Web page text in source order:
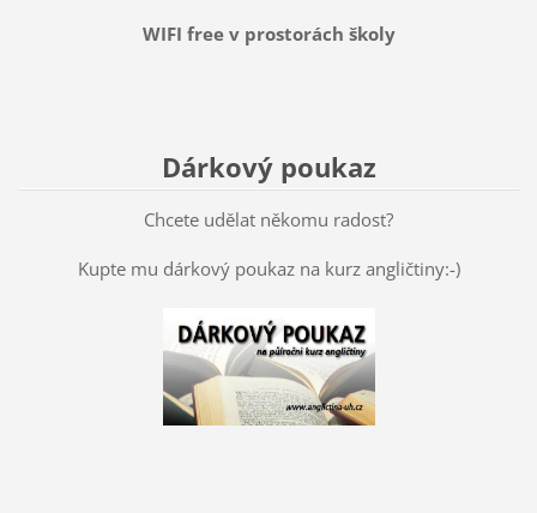
WIFI free v prostorách školy
Dárkový poukaz
Chcete udělat někomu radost?
Kupte mu dárkový poukaz na kurz angličtiny:-)